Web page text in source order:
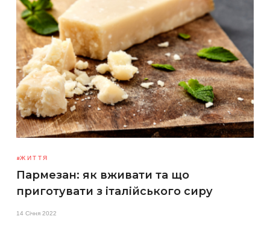
ЖИТТЯ
Пармезан: як вживати та що
приготувати з італійського сиру
14 Січня 2022